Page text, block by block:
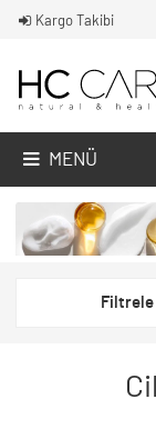
Kargo Takibi
MENÜ
Filtrele